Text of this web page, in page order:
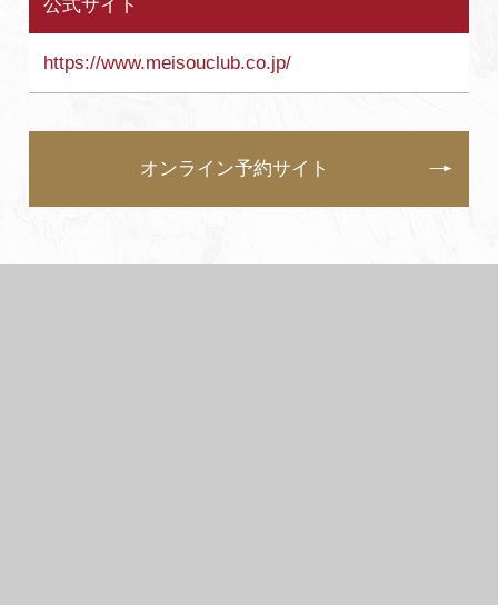
公式サイト
https://www.meisouclub.co.jp/
オンライン予約サイト